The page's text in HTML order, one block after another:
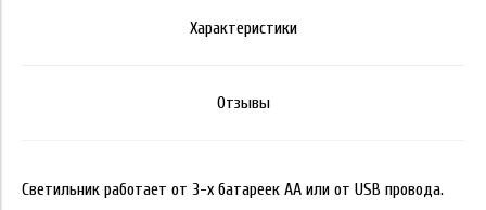
Характеристики
Отзывы
Светильник работает от 3-х батареек АА или от USB провода.